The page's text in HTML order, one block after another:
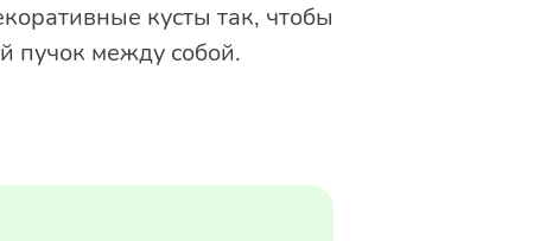
кусты так, чтобы
пучок между собой.